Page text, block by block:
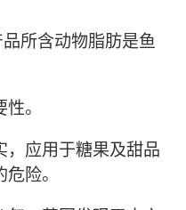
所含动物脂肪是鱼
。
，应用于糖果及甜品
险。